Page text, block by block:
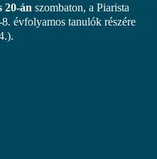
20-án szombaton, a Piarista
évfolyamos tanulók részére